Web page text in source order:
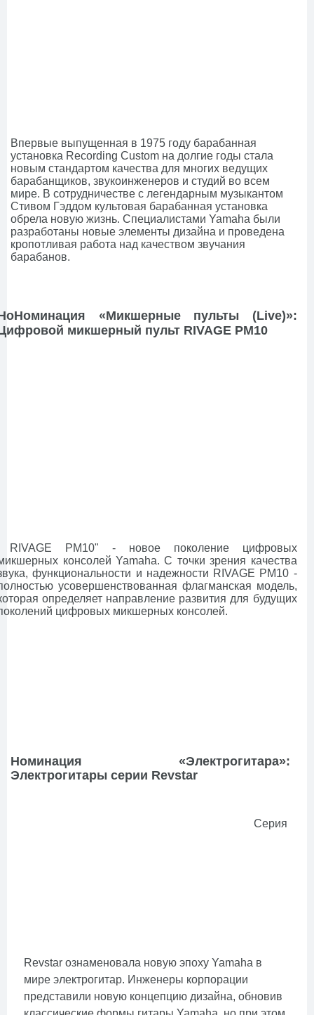
Впервые выпущенная в 1975 году барабанная
установка Recording Custom на долгие годы стала
новым стандартом качества для многих ведущих
барабанщиков, звукоинженеров и студий во всем
мире. В сотрудничестве с легендарным музыкантом
Стивом Гэддом культовая барабанная установка
обрела новую жизнь. Специалистами Yamaha были
разработаны новые элементы дизайна и проведена
кропотливая работа над качеством звучания
барабанов.
«Микшерные пульты (Live)»:
микшерный пульт RIVAGE PM10
RIVAGE PM10" - новое поколение цифровых
консолей Yamaha. С точки зрения качества
функциональности и надежности RIVAGE PM10 -
усовершенствованная флагманская модель,
определяет направление развития для будущих
цифровых микшерных консолей.
Номинация «Электрогитара»:
Электрогитары серии Revstar
Серия
Revstar ознаменовала новую эпоху Yamaha в
мире электрогитар. Инженеры корпорации
представили новую концепцию дизайна, обновив